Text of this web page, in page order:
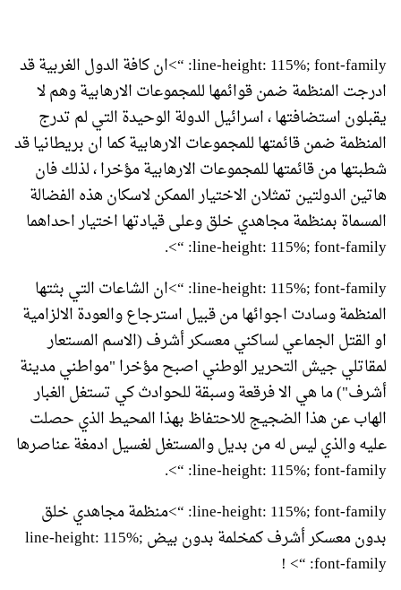
line-height: 115%; font-family: “>ان كافة الدول الغربية قد
ادرجت المنظمة ضمن قوائمها للمجموعات الارهابية وهم لا
يقبلون استضافتها ، اسرائيل الدولة الوحيدة التي لم تدرج
المنظمة ضمن قائمتها للمجموعات الارهابية كما ان بريطانيا قد
شطبتها من قائمتها للمجموعات الارهابية مؤخرا ، لذلك فان
هاتين الدولتين تمثلان الاختيار الممكن لاسكان هذه الفضالة
المسماة بمنظمة مجاهدي خلق وعلى قيادتها اختيار احداهما
line-height: 115%; font-family: “>.
line-height: 115%; font-family: “>ان الشاعات التي بثتها
المنظمة وسادت اجوائها من قبيل استرجاع والعودة الالزامية
او القتل الجماعي لساكني معسكر أشرف (الاسم المستعار
لمقاتلي جيش التحرير الوطني اصبح مؤخرا "مواطني مدينة
أشرف") ما هي الا فرقعة وسبقة للحوادث كي تستغل الغبار
الهاب عن هذا الضجيج للاحتفاظ بهذا المحيط الذي حصلت
عليه والذي ليس له من بديل والمستغل لغسيل ادمغة عناصرها
line-height: 115%; font-family: “>.
line-height: 115%; font-family: “>منظمة مجاهدي خلق
بدون معسكر أشرف كمخلمة بدون بيض line-height: 115%;
font-family: “> !